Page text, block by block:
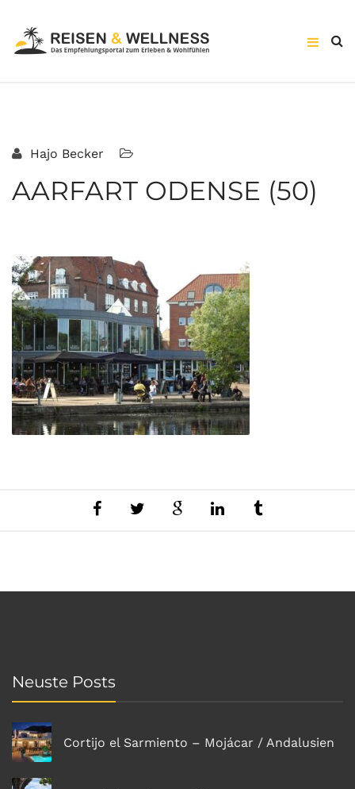
Hajo Becker
AARFART ODENSE (50)
Neuste Posts
Cortijo el Sarmiento – Mojácar / Andalusien